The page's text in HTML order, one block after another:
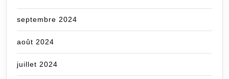
septembre 2024
août 2024
juillet 2024